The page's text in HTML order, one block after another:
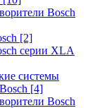
Bosch
[2]
серии XLA
системы
[4]
Bosch